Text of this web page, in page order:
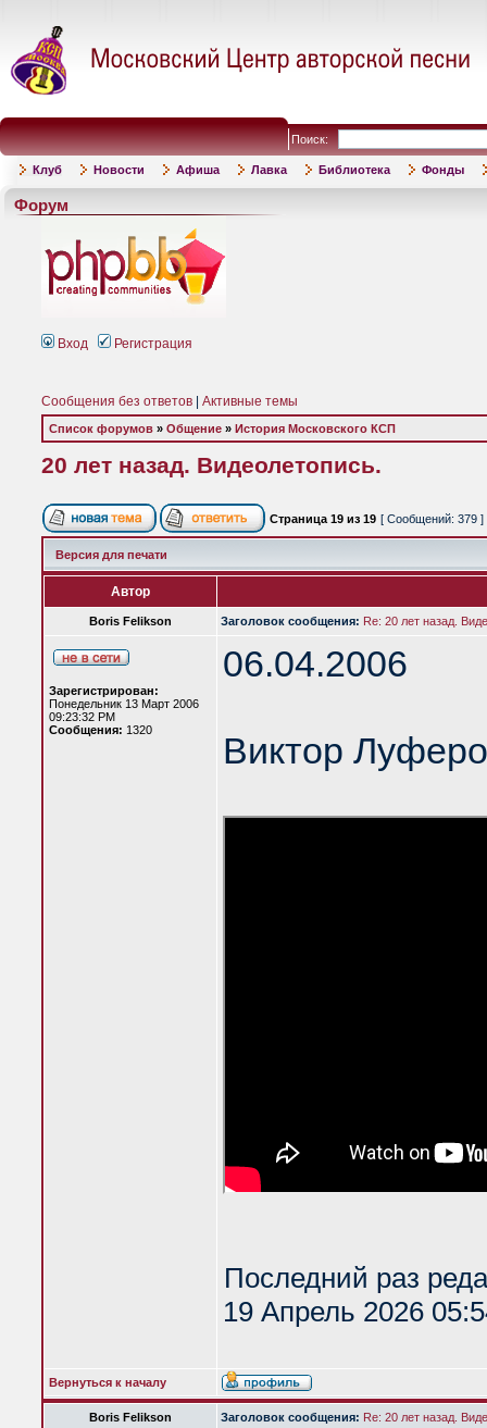
Поиск:
Клуб Новости Афиша Лавка Библиотека Фонды
Форум
Вход Регистрация
Сообщения без ответов Активные темы
Список форумов » Общение » История Московского КСП
20 лет назад. Видеолетопись.
Страница 19 из 19 [ Сообщений: 379 ]
Версия для печати
Автор
Boris Felikson Заголовок сообщения: Re: 20 лет назад.
Зарегистрирован:
Понедельник 13 Март 2006
09:23:32 PM
Сообщения: 1320
06.04.2006
Виктор
Последний раз
19 Апрель 2026
Вернуться к началу
Boris Felikson Заголовок сообщения: Re: 20 лет назад.